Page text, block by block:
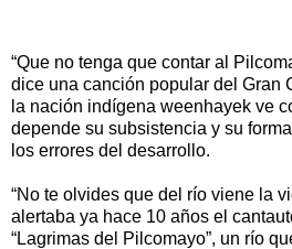
“Que no tenga que contar al
dice una canción popular del Gran
la nación indígena weenhayek ve
depende su subsistencia y su
los errores del desarrollo.
“No te olvides que del río viene la
alertaba ya hace 10 años el
“Lagrimas del Pilcomayo”, un río